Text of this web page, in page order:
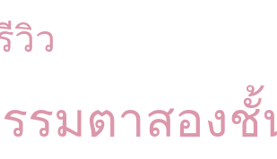
วิว
รมตาสองชั้